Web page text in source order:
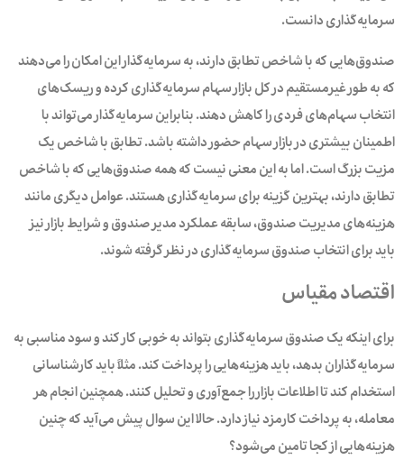
سرمایه‌گذاری دانست.
صندوق‌هایی که با شاخص تطابق دارند، به سرمایه‌گذار این امکان را می‌دهند
که به طور غیرمستقیم در کل بازار سهام سرمایه‌گذاری کرده و ریسک‌های
انتخاب سهام‌های فردی را کاهش دهند. بنابراین سرمایه‌گذار می‌تواند با
اطمینان بیشتری در بازار سهام حضور داشته باشد. تطابق با شاخص یک
مزیت بزرگ است. اما به این معنی نیست که همه صندوق‌هایی که با شاخص
تطابق دارند، بهترین گزینه برای سرمایه‌گذاری هستند. عوامل دیگری مانند
هزینه‌های مدیریت صندوق، سابقه عملکرد مدیر صندوق و شرایط بازار نیز
باید برای انتخاب صندوق سرمایه‌گذاری در نظر گرفته شوند.
اقتصاد مقیاس
برای اینکه یک صندوق‌ سرمایه‌گذاری بتواند به خوبی کار کند و سود مناسبی به
سرمایه‌گذاران بدهد، باید هزینه‌هایی را پرداخت کند. مثلاً باید کارشناسانی
استخدام کند تا اطلاعات بازار را جمع‌آوری و تحلیل کنند. همچنین انجام‌ هر
معامله، به پرداخت کارمزد نیاز دارد. حالا این سوال پیش می‌آید که چنین
هزینه‌هایی از کجا تامین می‌شود؟